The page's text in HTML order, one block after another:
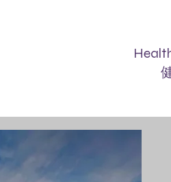
Healthy Living
健康生活